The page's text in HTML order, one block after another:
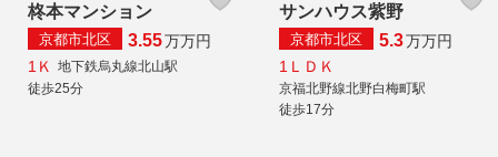
柊本マンション
京都市北区 3.55万万円
1Ｋ
地下鉄烏丸線北山駅
徒歩25分
サンハウス紫野
京都市北区 5.3万万円
1ＬＤＫ
京福北野線北野白梅町駅
徒歩17分